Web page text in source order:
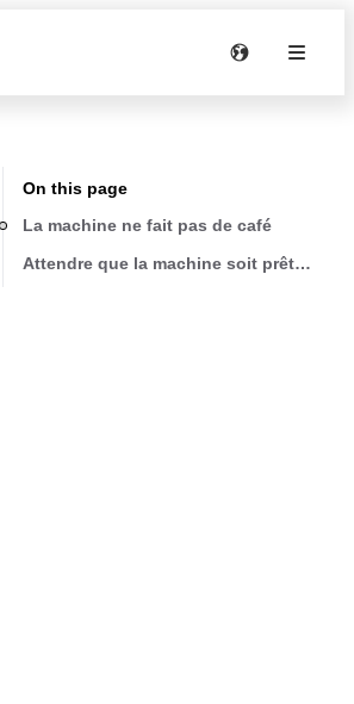
On this page
La machine ne fait pas de café
Attendre que la machine soit prête à